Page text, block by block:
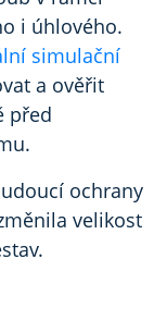
i úhlového.
simulační
a ověřit
před
ochrany
velikost